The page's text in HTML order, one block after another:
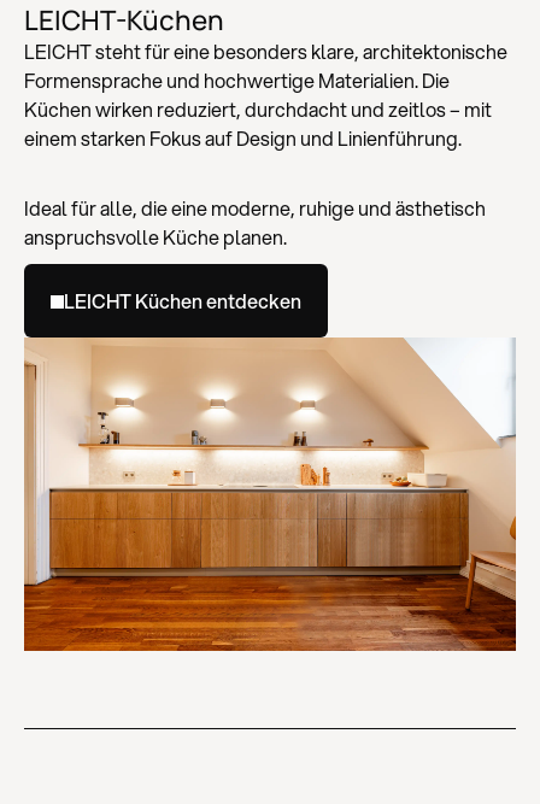
LEICHT-Küchen
LEICHT steht für eine besonders klare, architektonische
Formensprache und hochwertige Materialien. Die
Küchen wirken reduziert, durchdacht und zeitlos – mit
einem starken Fokus auf Design und Linienführung.
Ideal für alle, die eine moderne, ruhige und ästhetisch
anspruchsvolle Küche planen.
LEICHT Küchen entdecken